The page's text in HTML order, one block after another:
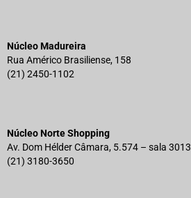
Núcleo Madureira
Rua Américo Brasiliense, 158
(21) 2450-1102
Núcleo Norte Shopping
Av. Dom Hélder Câmara, 5.574 – sala 3013
(21) 3180-3650